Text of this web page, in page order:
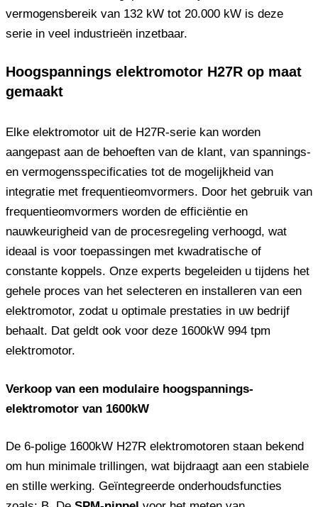
vermogensbereik van 132 kW tot 20.000 kW is deze
serie in veel industrieën inzetbaar.
Hoogspannings elektromotor H27R op maat
gemaakt
Elke elektromotor uit de H27R-serie kan worden
aangepast aan de behoeften van de klant, van spannings-
en vermogensspecificaties tot de mogelijkheid van
integratie met frequentieomvormers. Door het gebruik van
frequentieomvormers worden de efficiëntie en
nauwkeurigheid van de procesregeling verhoogd, wat
ideaal is voor toepassingen met kwadratische of
constante koppels. Onze experts begeleiden u tijdens het
gehele proces van het selecteren en installeren van een
elektromotor, zodat u optimale prestaties in uw bedrijf
behaalt. Dat geldt ook voor deze 1600kW 994 tpm
elektromotor.
Verkoop van een modulaire hoogspannings-
elektromotor van 1600kW
De 6-polige 1600kW H27R elektromotoren staan ​​bekend
om hun minimale trillingen, wat bijdraagt ​​aan een stabiele
en stille werking. Geïntegreerde onderhoudsfuncties